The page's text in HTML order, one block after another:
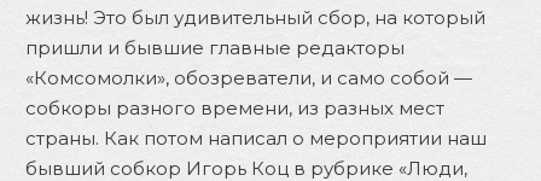
жизнь! Это был удивительный сбор, на который
пришли и бывшие главные редакторы
«Комсомолки», обозреватели, и само собой —
собкоры разного времени, из разных мест
страны. Как потом написал о мероприятии наш
бывший собкор Игорь Коц в рубрике «Люди,